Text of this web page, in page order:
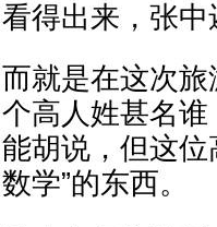
看得出来，张中
而就是在这次
个高人姓甚名
能胡说，但这位
数学”的东西。